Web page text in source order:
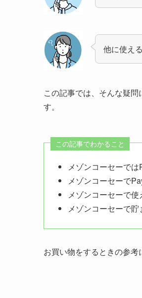
他に使え
この記事では、そんな疑
す。
この記事でわかること
メゾンコーセーで
メゾンコーセーで
メゾンコーセーで
メゾンコーセーで
お買い物をするときの参考